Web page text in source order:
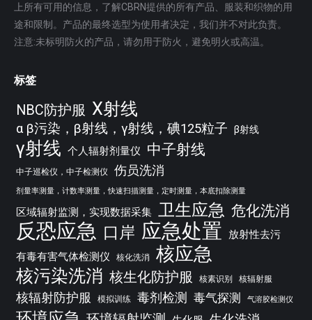
上所有可用的信息，了解CBRN提供的所有产品、服装和织物的用
途和限制。产品的最终选型为使用者决定，我们并不对此负责。
注意:未标明防火的产品，请勿用于防火，避免明火或高温。
标签
NBC防护服 X射线
α β污染，β射线，γ射线，碘125粒子 β射线
γ射线 个人辐射剂量仪 中子射线
中子巡检仪，中子检测仪 伤员洗消
剂量率测量，计数率测量，快速扫描测量，定时测量，本底扣除测量
区域辐射监测，实现数据采集 卫生应急 危化洗消
反恐应急 口岸 应急处置
放射性去污
有毒有害气体检测仪
核化洗消 核应急
核污染洗消 核生化防护服 核素识别 核辐射服
核辐射防护服 模拟训练 毒剂检测 毒气探测 气溶胶检测仪